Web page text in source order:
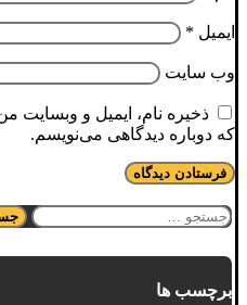
ایمیل *
وب‌ سایت
ذخیره نام، ایمیل و وبسایت
که دوباره دیدگاهی می‌نویسم.
جستجو
برچسب ها